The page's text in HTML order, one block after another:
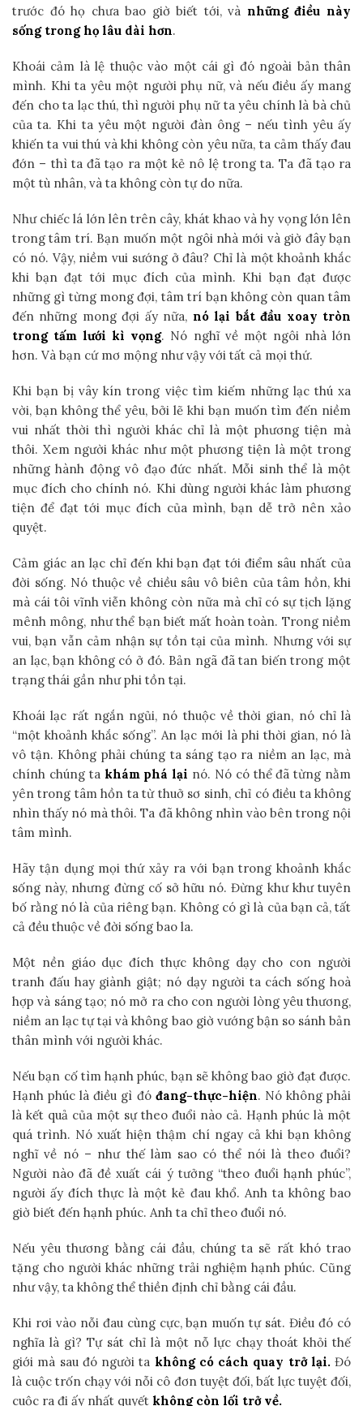
trước đó họ chưa bao giờ biết tới, và những điều này
sống trong họ lâu dài hơn.
Khoái cảm là lệ thuộc vào một cái gì đó ngoài bản thân
mình. Khi ta yêu một người phụ nữ, và nếu điều ấy mang
đến cho ta lạc thú, thì người phụ nữ ta yêu chính là bà chủ
của ta. Khi ta yêu một người đàn ông – nếu tình yêu ấy
khiến ta vui thú và khi không còn yêu nữa, ta cảm thấy đau
đớn – thì ta đã tạo ra một kẻ nô lệ trong ta. Ta đã tạo ra
một tù nhân, và ta không còn tự do nữa.
Như chiếc lá lớn lên trên cây, khát khao và hy vọng lớn lên
trong tâm trí. Bạn muốn một ngôi nhà mới và giờ đây bạn
có nó. Vậy, niềm vui sướng ở đâu? Chỉ là một khoảnh khắc
khi bạn đạt tới mục đích của mình. Khi bạn đạt được
những gì từng mong đợi, tâm trí bạn không còn quan tâm
đến những mong đợi ấy nữa, nó lại bắt đầu xoay tròn
trong tấm lưới kì vọng. Nó nghĩ về một ngôi nhà lớn
hơn. Và bạn cứ mơ mộng như vậy với tất cả mọi thứ.
Khi bạn bị vây kín trong việc tìm kiếm những lạc thú xa
vời, bạn không thể yêu, bởi lẽ khi bạn muốn tìm đến niềm
vui nhất thời thì người khác chỉ là một phương tiện mà
thôi. Xem người khác như một phương tiện là một trong
những hành động vô đạo đức nhất. Mỗi sinh thể là một
mục đích cho chính nó. Khi dùng người khác làm phương
tiện để đạt tới mục đích của mình, bạn dễ trở nên xảo
quyệt.
Cảm giác an lạc chỉ đến khi bạn đạt tới điểm sâu nhất của
đời sống. Nó thuộc về chiều sâu vô biên của tâm hồn, khi
mà cái tôi vĩnh viễn không còn nữa mà chỉ có sự tịch lặng
mênh mông, như thể bạn biết mất hoàn toàn. Trong niềm
vui, bạn vẫn cảm nhận sự tồn tại của mình. Nhưng với sự
an lạc, bạn không có ở đó. Bản ngã đã tan biến trong một
trạng thái gần như phi tồn tại.
Khoái lạc rất ngắn ngủi, nó thuộc về thời gian, nó chỉ là
“một khoảnh khắc sống”. An lạc mới là phi thời gian, nó là
vô tận. Không phải chúng ta sáng tạo ra niềm an lạc, mà
chính chúng ta khám phá lại nó. Nó có thể đã từng nằm
yên trong tâm hồn ta từ thuở sơ sinh, chỉ có điều ta không
nhìn thấy nó mà thôi. Ta đã không nhìn vào bên trong nội
tâm mình.
Hãy tận dụng mọi thứ xảy ra với bạn trong khoảnh khắc
sống này, nhưng đừng cố sở hữu nó. Đừng khư khư tuyên
bố rằng nó là của riêng bạn. Không có gì là của bạn cả, tất
cả đều thuộc về đời sống bao la.
Một nền giáo dục đích thực không dạy cho con người
tranh đấu hay giành giật; nó dạy người ta cách sống hoà
hợp và sáng tạo; nó mở ra cho con người lòng yêu thương,
niềm an lạc tự tại và không bao giờ vướng bận so sánh bản
thân mình với người khác.
Nếu bạn cố tìm hạnh phúc, bạn sẽ không bao giờ đạt được.
Hạnh phúc là điều gì đó đang-thực-hiện. Nó không phải
là kết quả của một sự theo đuổi nào cả. Hạnh phúc là một
quá trình. Nó xuất hiện thậm chí ngay cả khi bạn không
nghĩ về nó – như thế làm sao có thể nói là theo đuổi?
Người nào đã đề xuất cái ý tưởng “theo đuổi hạnh phúc”,
người ấy đích thực là một kẻ đau khổ. Anh ta không bao
giờ biết đến hạnh phúc. Anh ta chỉ theo đuổi nó.
Nếu yêu thương bằng cái đầu, chúng ta sẽ rất khó trao
tặng cho người khác những trải nghiệm hạnh phúc. Cũng
như vậy, ta không thể thiền định chỉ bằng cái đầu.
Khi rơi vào nỗi đau cùng cực, bạn muốn tự sát. Điều đó có
nghĩa là gì? Tự sát chỉ là một nỗ lực chạy thoát khỏi thế
giới mà sau đó người ta không có cách quay trở lại. Đó
là cuộc trốn chạy với nỗi cô đơn tuyệt đối, bất lực tuyệt đối,
cuộc ra đi ấy nhất quyết không còn lối trở về.